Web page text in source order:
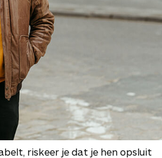
riskeer je dat je hen opsluit